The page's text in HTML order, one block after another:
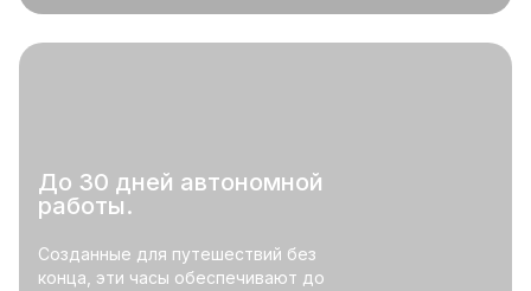
До 30 дней автономной
работы.
Созданные для путешествий без
конца, эти часы обеспечивают до